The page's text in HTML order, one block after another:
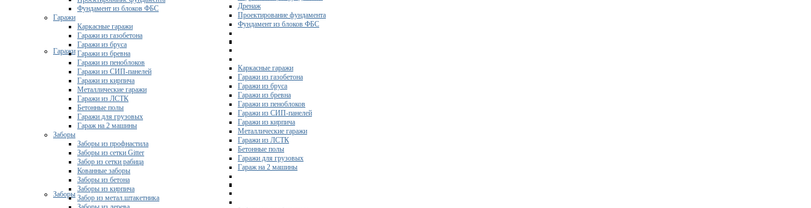
Дренаж
Проектирование фундамента
Фундамент из блоков ФБС
Гаражи
Каркасные гаражи
Гаражи из газобетона
Гаражи из бруса
Гаражи из бревна
Гаражи из пеноблоков
Гаражи из СИП-панелей
Гаражи из кирпича
Металлические гаражи
Гаражи из ЛСТК
Бетонные полы
Гаражи для грузовых
Гараж на 2 машины
Заборы
Фундамент из блоков ФБС
Гаражи
Каркасные гаражи
Гаражи из газобетона
Гаражи из бруса
Гаражи из бревна
Гаражи из пеноблоков
Гаражи из СИП-панелей
Гаражи из кирпича
Металлические гаражи
Гаражи из ЛСТК
Бетонные полы
Гаражи для грузовых
Гараж на 2 машины
Заборы
Заборы из профнастила
Заборы из сетки Gitter
Забор из сетки рабица
Кованные заборы
Заборы из бетона
Заборы из кирпича
Забор из метал.штакетника